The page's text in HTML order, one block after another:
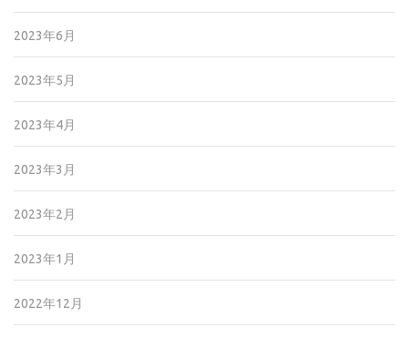
2023年6月
2023年5月
2023年4月
2023年3月
2023年2月
2023年1月
2022年12月